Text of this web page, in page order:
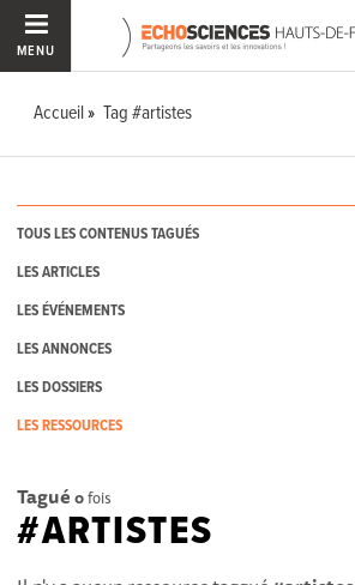
MENU
Accueil Tag #artistes
TOUS LES CONTENUS TAGUÉS
LES ARTICLES
LES ÉVÉNEMENTS
LES ANNONCES
LES DOSSIERS
LES RESSOURCES
Tagué 0fois
#ARTISTES